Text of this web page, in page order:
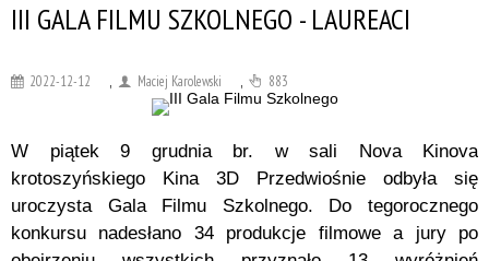
III GALA FILMU SZKOLNEGO - LAUREACI
2022-12-12 Maciej Karolewski 883
W piątek 9 grudnia br. w sali Nova Kinova
krotoszyńskiego Kina 3D Przedwiośnie odbyła się
uroczysta Gala Filmu Szkolnego. Do tegorocznego
konkursu nadesłano 34 produkcje filmowe a jury po